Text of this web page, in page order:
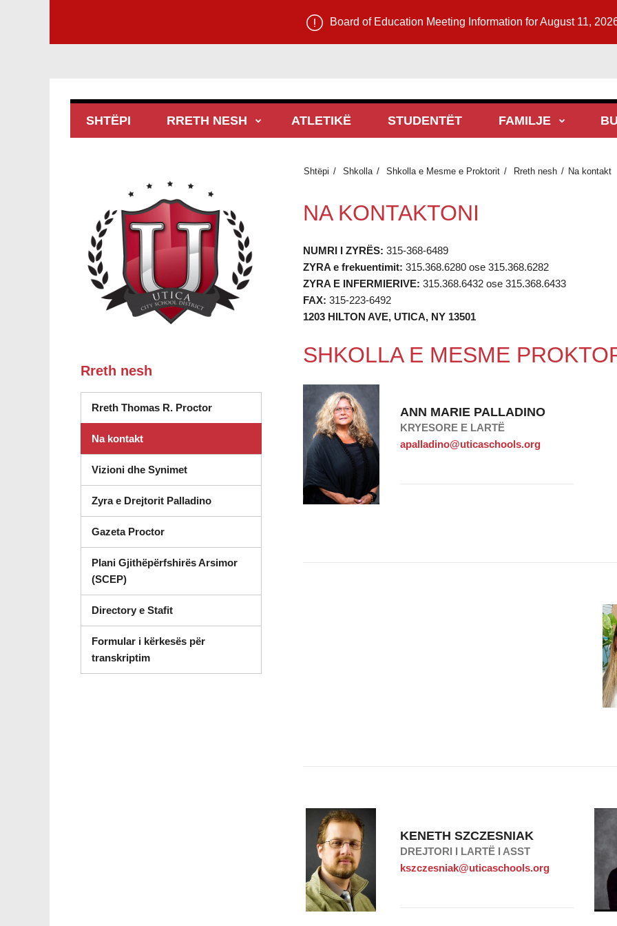
Board of Education Meeting Information for August 11,
SHTËPI RRETH NESH ATLETIKË STUDENTËT FAMILJE
Shtëpi Shkolla Shkolla e Mesme e Proktorit Rreth nesh Na kontakt
NA KONTAKTONI
NUMRI I ZYRËS: 315-368-6489
ZYRA e frekuentimit: 315.368.6280 ose 315.368.6282
ZYRA E INFERMIERIVE: 315.368.6432 ose 315.368.6433
FAX: 315-223-6492
1203 HILTON AVE, UTICA, NY 13501
SHKOLLA E MESME
ANN MARIE PALLADINO
KRYESORE E LARTË
apalladino@uticaschools.org
KENETH SZCZESNIAK
DREJTORI I LARTË I ASST
kszczesniak@uticaschools.org
Rreth nesh
Rreth Thomas R. Proctor
Na kontakt
Vizioni dhe Synimet
Zyra e Drejtorit Palladino
Gazeta Proctor
Plani Gjithëpërfshirës Arsimor
(SCEP)
Directory e Stafit
Formular i kërkesës për
transkriptim(hapet në dritaren e re)